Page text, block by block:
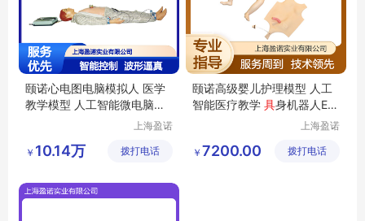
颐诺心电图电脑模拟人 医学
教学模型 人工智能微电脑控
上海盈诺
公司
￥ 10.14万 拨打电话
颐诺高级婴儿护理模型 人工
智能医疗教学 具身机器人EN
上海盈诺
公司
￥ 7200.00 拨打电话